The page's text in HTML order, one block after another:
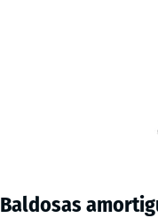
Baldosas